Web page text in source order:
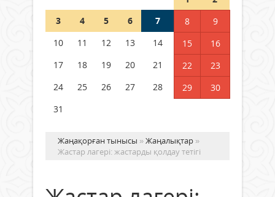
Германия аптап ыстыққа
бастады
04 тамыз 2026 ж.
3
4 5 6 7 8
9
10
11 12 13 14 15
16
17
18 19 20 21 22
23
24
25 26 27 28 29
30
31
Жаңақорған тынысы »Жаңалықтар »
Жастар лагері: жастарды қолдау тетігі